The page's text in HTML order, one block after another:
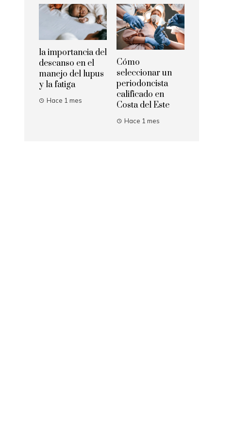
la importancia del
descanso en el
manejo del lupus
y la fatiga
Hace 1 mes
Cómo
seleccionar un
periodoncista
calificado en
Costa del Este
Hace 1 mes